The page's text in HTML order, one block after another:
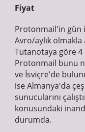
Fiyat
Protonmail'in gün
Avro/aylık
Tutanotaya göre 4
Protonmail bunu
ve İsviçre'de
ise Almanya'da
sunucularını
konusundaki
durumda.